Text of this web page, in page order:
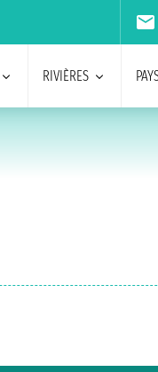
RIVIÈRES